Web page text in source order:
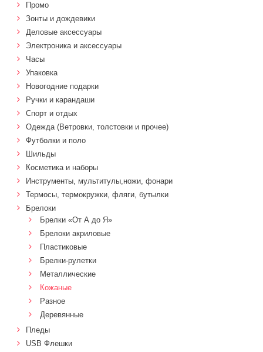
Промо
Зонты и дождевики
Деловые аксессуары
Электроника и аксессуары
Часы
Упаковка
Новогодние подарки
Ручки и карандаши
Спорт и отдых
Одежда (Ветровки, толстовки и прочее)
Футболки и поло
Шильды
Косметика и наборы
Инструменты, мультитулы,ножи, фонари
Термосы, термокружки, фляги, бутылки
Брелоки
Брелки «От А до Я»
Брелоки акриловые
Пластиковые
Брелки-рулетки
Металлические
Кожаные
Разное
Деревянные
Пледы
USB Флешки